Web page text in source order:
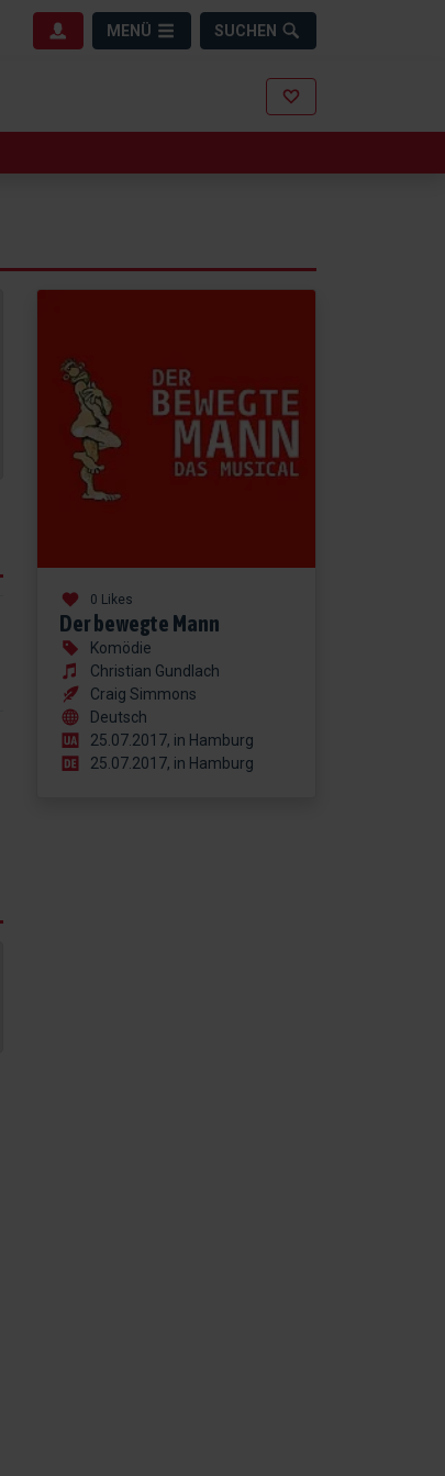
MENÜ SUCHEN
0 Likes
Der bewegte Mann
Komödie
Christian Gundlach
Craig Simmons
Deutsch
25.07.2017, in Hamburg
25.07.2017, in Hamburg